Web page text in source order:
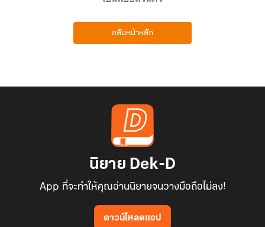
กลับหน้าหลัก
นิยาย Dek-D
App ที่จะทำให้คุณอ่านนิยายจนวางมือถือไม่ลง!
ดาวน์โหลดแอป